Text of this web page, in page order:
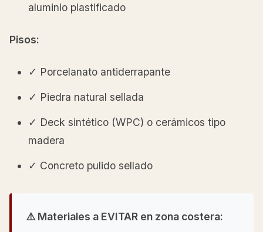
aluminio plastificado
Pisos:
✓ Porcelanato antiderrapante
✓ Piedra natural sellada
✓ Deck sintético (WPC) o cerámicos tipo
madera
✓ Concreto pulido sellado
⚠️ Materiales a EVITAR en zona costera: